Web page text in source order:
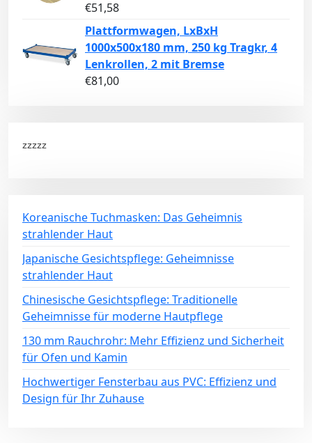
€51,58
Plattformwagen, LxBxH
1000x500x180 mm, 250 kg Tragkr, 4
Lenkrollen, 2 mit Bremse
€81,00
zzzzz
Koreanische Tuchmasken: Das Geheimnis
strahlender Haut
Japanische Gesichtspflege: Geheimnisse
strahlender Haut
Chinesische Gesichtspflege: Traditionelle
Geheimnisse für moderne Hautpflege
130 mm Rauchrohr: Mehr Effizienz und Sicherheit
für Ofen und Kamin
Hochwertiger Fensterbau aus PVC: Effizienz und
Design für Ihr Zuhause